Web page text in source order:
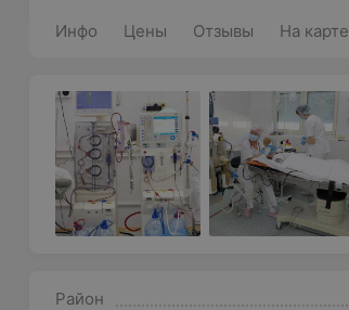
Инфо Цены Отзывы На карте
Район